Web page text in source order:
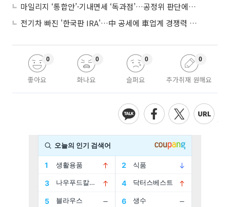
마일리지 ‘통합안’·기내면세 ‘독과점’…공정위 판단에 쏠린 눈
전기차 빠진 '한국판 IRA'…中 공세에 車업계 경쟁력 우려
좋아요
0
화나요
0
슬퍼요
0
추가취재 원해요
0